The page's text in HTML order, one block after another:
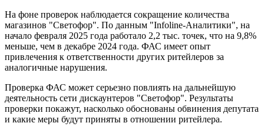
На фоне проверок наблюдается сокращение количества
магазинов "Светофор". По данным "Infoline-Аналитики", на
начало февраля 2025 года работало 2,2 тыс. точек, что на 9,8%
меньше, чем в декабре 2024 года. ФАС имеет опыт
привлечения к ответственности других ритейлеров за
аналогичные нарушения.
Проверка ФАС может серьезно повлиять на дальнейшую
деятельность сети дискаунтеров "Светофор". Результаты
проверки покажут, насколько обоснованы обвинения депутата
и какие меры будут приняты в отношении ритейлера.